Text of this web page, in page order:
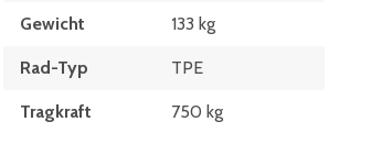
Gewicht 133 kg
Rad-Typ TPE
Tragkraft 750 kg